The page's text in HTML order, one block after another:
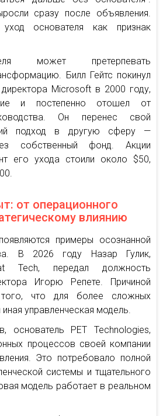
сразу после объявления.
основателя как признак
может претерпевать
Билл Гейтс покинул
Microsoft в 2000 году,
и постепенно отошел от
Он перенес свой
подход в другую сферу —
собственный фонд. Акции
его ухода стоили около $50,
от операционного
влиянию
примеры осознанной
В 2026 году Назар Гулик,
Tech, передал должность
Игорю Репете. Причиной
что для более сложных
управленческая модель.
основатель PET Technologies,
процессов своей компании
Это потребовало полной
системы и тщательного
модель работает в реальном